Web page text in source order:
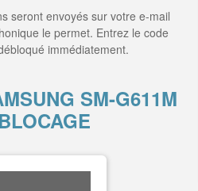
seront envoyés sur votre e-mail
le permet. Entrez le code
immédiatement.
SM-G611M